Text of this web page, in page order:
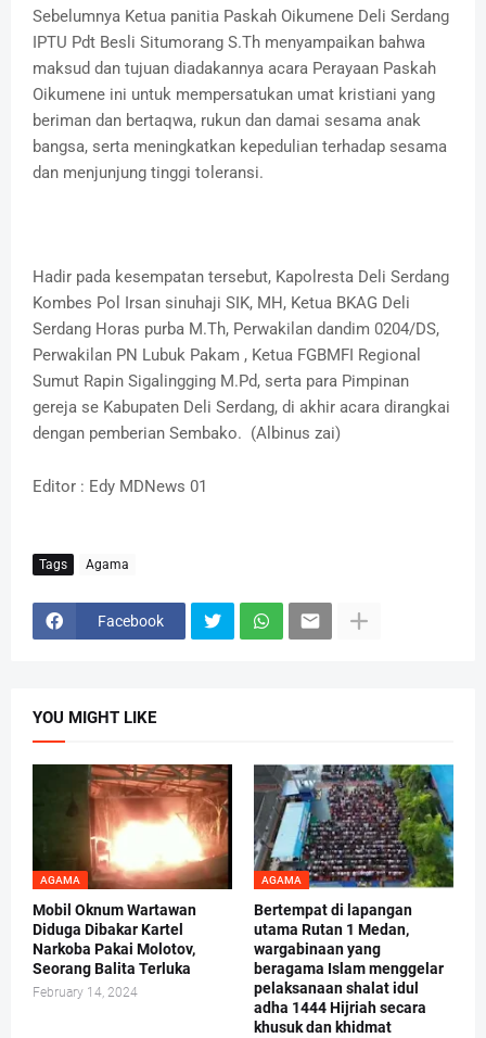
Sebelumnya Ketua panitia Paskah Oikumene Deli Serdang
IPTU Pdt Besli Situmorang S.Th menyampaikan bahwa
maksud dan tujuan diadakannya acara Perayaan Paskah
Oikumene ini untuk mempersatukan umat kristiani yang
beriman dan bertaqwa, rukun dan damai sesama anak
bangsa, serta meningkatkan kepedulian terhadap sesama
dan menjunjung tinggi toleransi.
Hadir pada kesempatan tersebut, Kapolresta Deli Serdang
Kombes Pol Irsan sinuhaji SIK, MH, Ketua BKAG Deli
Serdang Horas purba M.Th, Perwakilan dandim 0204/DS,
Perwakilan PN Lubuk Pakam , Ketua FGBMFI Regional
Sumut Rapin Sigalingging M.Pd, serta para Pimpinan
gereja se Kabupaten Deli Serdang, di akhir acara dirangkai
dengan pemberian Sembako. (Albinus zai)
Editor : Edy MDNews 01
Tags Agama
Facebook
YOU MIGHT LIKE
AGAMA
Mobil Oknum Wartawan
Diduga Dibakar Kartel
Narkoba Pakai Molotov,
Seorang Balita Terluka
February 14, 2024
AGAMA
Bertempat di lapangan
utama Rutan 1 Medan,
wargabinaan yang
beragama Islam menggelar
pelaksanaan shalat idul
adha 1444 Hijriah secara
khusuk dan khidmat